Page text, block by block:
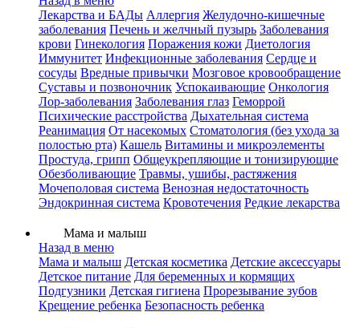
Лекарства и БАДы Аллергия Желудочно-кишечные
заболевания Печень и желчный пузырь Заболевания
крови Гинекология Поражения кожи Диетология
Иммунитет Инфекционные заболевания Сердце и
сосуды Вредные привычки Мозговое кровообращение
Суставы и позвоночник Успокаивающие Онкология
Лор-заболевания Заболевания глаз Геморрой
Психические расстройства Дыхательная система
Реанимация От насекомых Стоматология (без ухода за
полостью рта) Кашель Витамины и микроэлементы
Простуда, грипп Общеукрепляющие и тонизирующие
Обезболивающие Травмы, ушибы, растяжения
Мочеполовая система Венозная недостаточность
Эндокринная система Кровотечения Редкие лекарства
Мама и малыш
Назад в меню
Мама и малыш Детская косметика Детские аксессуары
Детское питание Для беременных и кормящих
Подгузники Детская гигиена Прорезывание зубов
Крещение ребенка Безопасность ребенка